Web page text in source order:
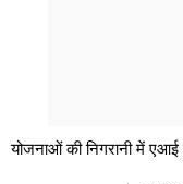
योजनाओं की निगरानी में एआई